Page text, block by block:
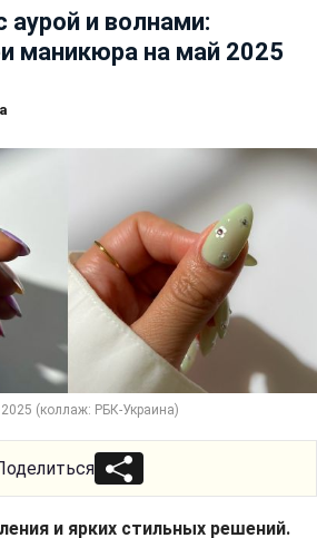
аурой и волнами:
маникюра на май 2025
(коллаж: РБК-Украина)
и ярких стильных решений.